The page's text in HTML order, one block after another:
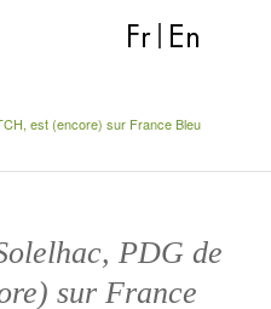
Fr En
est (encore) sur France Bleu
PDG de
sur France